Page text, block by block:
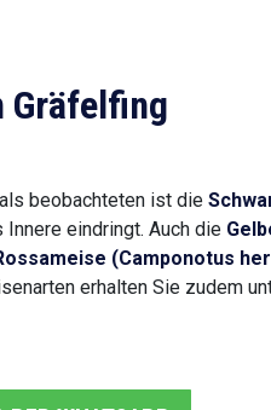
Gräfelfing
beobachteten ist die
eindringt. Auch die
(Camponotus
erhalten Sie zudem